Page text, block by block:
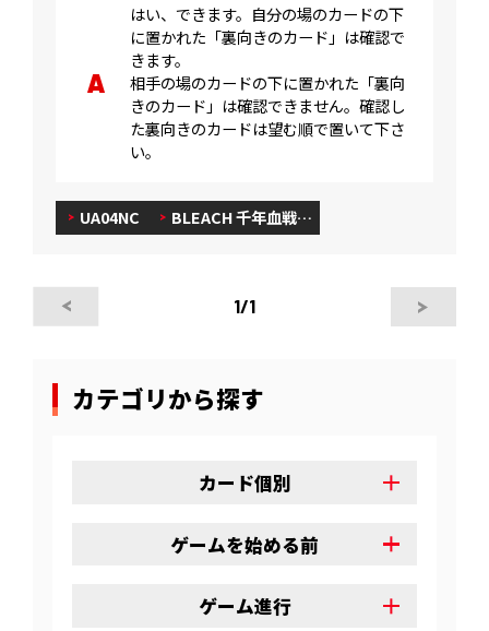
はい、できます。自分の場のカードの下
に置かれた「裏向きのカード」は確認で
きます。
相手の場のカードの下に置かれた「裏向
きのカード」は確認できません。確認し
た裏向きのカードは望む順で置いて下さ
い。
UA04NC BLEACH 千年血戦…
1/1
カテゴリから探す
カード個別
ゲームを始める前
ゲーム進行